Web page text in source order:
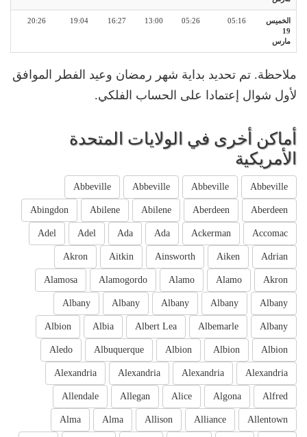
الخميس
19
مارس
05:16
05:26
13:00
16:27
19:04
20:26
ملاحظة. تم تحديد بداية شهر رمضان وعيد الفطر الموافق
لأول شوال إعتمادا على الحساب الفلكي.
أماكن أخرى في الولايات المتحدة
الأمريكية
Abbeville
Abbeville
Abbeville
Abbeville
Aberdeen
Aberdeen
Abilene
Abilene
Abingdon
Accomac
Ackerman
Ada
Ada
Adel
Adel
Adrian
Aiken
Ainsworth
Aitkin
Akron
Akron
Alamo
Alamo
Alamogordo
Alamosa
Albany
Albany
Albany
Albany
Albany
Albany
Albemarle
Albert Lea
Albia
Albion
Albion
Albion
Albion
Albuquerque
Aledo
Alexandria
Alexandria
Alexandria
Alexandria
Alfred
Algona
Alice
Allegan
Allendale
Allentown
Alliance
Allison
Alma
Alma